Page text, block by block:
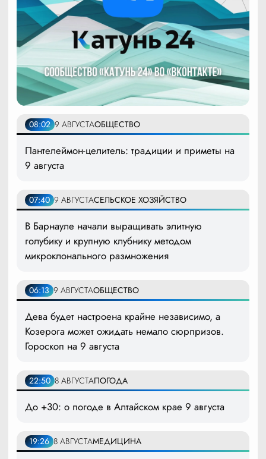
08:02 9 АВГУСТАОБЩЕСТВО
Пантелеймон-целитель: традиции и приметы на
9 августа
07:40 9 АВГУСТАСЕЛЬСКОЕ ХОЗЯЙСТВО
В Барнауле начали выращивать элитную
голубику и крупную клубнику методом
микроклонального размножения
06:13 9 АВГУСТАОБЩЕСТВО
Дева будет настроена крайне независимо, а
Козерога может ожидать немало сюрпризов.
Гороскоп на 9 августа
22:50 8 АВГУСТАПОГОДА
До +30: о погоде в Алтайском крае 9 августа
19:26 8 АВГУСТАМЕДИЦИНА